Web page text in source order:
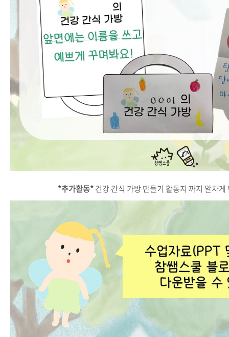
*추가활동*건강 간식 가방 만들기 활동지 까지 알차